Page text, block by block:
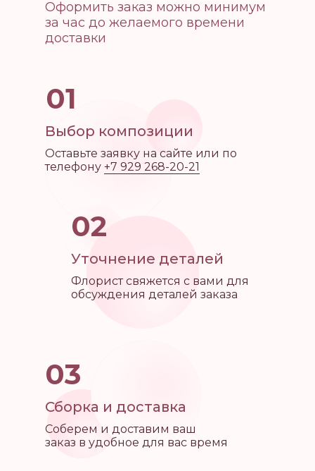
Оформить заказ можно минимум
за час до желаемого времени
доставки
Оставьте заявку на сайте или по
телефону +7 929 268-20-21
Выбор композиции
01
Флорист свяжется с вами для
обсуждения деталей заказа
Уточнение деталей
02
03
Соберем и доставим ваш
заказ в удобное для вас время
Сборка и доставка